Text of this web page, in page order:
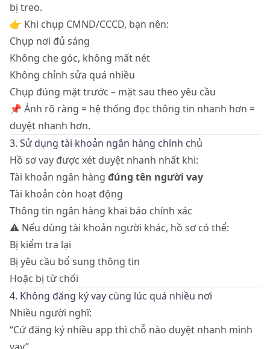
bị treo.
👉 Khi chụp CMND/CCCD, bạn nên:
Chụp nơi đủ sáng
Không che góc, không mất nét
Không chỉnh sửa quá nhiều
Chụp đúng mặt trước – mặt sau theo yêu cầu
📌 Ảnh rõ ràng = hệ thống đọc thông tin nhanh hơn =
duyệt nhanh hơn.
3. Sử dụng tài khoản ngân hàng chính chủ
Hồ sơ vay được xét duyệt nhanh nhất khi:
Tài khoản ngân hàng đúng tên người vay
Tài khoản còn hoạt động
Thông tin ngân hàng khai báo chính xác
⚠️ Nếu dùng tài khoản người khác, hồ sơ có thể:
Bị kiểm tra lại
Bị yêu cầu bổ sung thông tin
Hoặc bị từ chối
4. Không đăng ký vay cùng lúc quá nhiều nơi
Nhiều người nghĩ:
“Cứ đăng ký nhiều app thì chỗ nào duyệt nhanh mình